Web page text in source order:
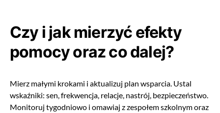
Czy i jak mierzyć efekty
pomocy oraz co dalej?
Mierz małymi krokami i aktualizuj plan wsparcia. Ustal
wskaźniki: sen, frekwencja, relacje, nastrój, bezpieczeństwo.
Monitoruj tygodniowo i omawiaj z zespołem szkolnym oraz